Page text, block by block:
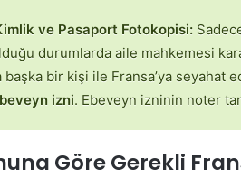
ve Pasaport Fotokopisi:
durumlarda aile mahkemesi
başka bir kişi ile Fransa’ya seyahat
izni. Ebeveyn izninin noter
Göre Gerekli